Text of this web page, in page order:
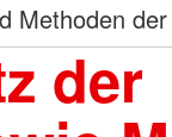
Methoden
der